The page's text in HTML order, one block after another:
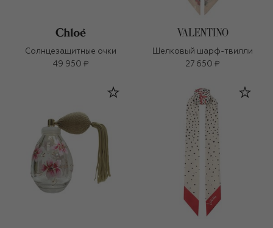
Солнцезащитные очки
49 950 ₽
Шелковый шарф-твилли
27 650 ₽